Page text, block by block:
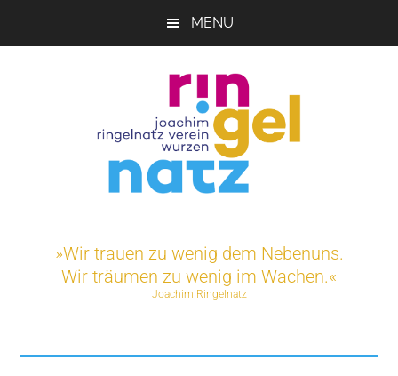
MENU
Ringelnatz-
Verein
e.V.
Projekte»Wir trauen zu wenig dem Nebenuns.
Wir träumen zu wenig im Wachen.«
Joachim Ringelnatz